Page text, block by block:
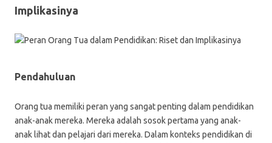
Implikasinya
Pendahuluan
Orang tua memiliki peran yang sangat penting dalam pendidikan
anak-anak mereka. Mereka adalah sosok pertama yang anak-
anak lihat dan pelajari dari mereka. Dalam konteks pendidikan di